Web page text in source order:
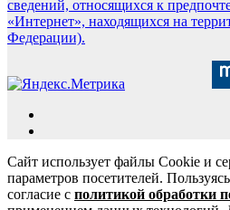
сведений, относящихся к
«Интернет», находящихся на
Федерации).
Сайт использует файлы Cookie и
параметров посетителей.
согласие с политикой обработки